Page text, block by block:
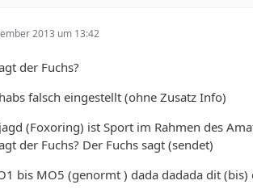
2013 um 13:42
der Fuchs?
falsch eingestellt (ohne Zusatz Info)
(Foxoring) ist Sport im Rahmen des
der Fuchs? Der Fuchs sagt (sendet)
bis MO5 (genormt ) dada dadada dit